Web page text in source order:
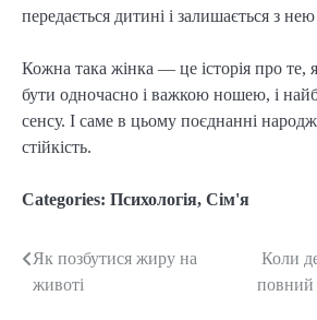
передається дитині і залишається з
Кожна така жінка — це історія про те,
бути одночасно і важкою ношею, і
сенсу. І саме в цьому поєднанні
стійкість.
Categories: Психологія, Сім'я
Post
Як позбутися жиру на
животі
Коли
повний